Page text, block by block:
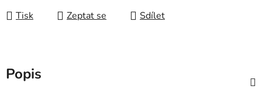
Tisk Zeptat se Sdílet
Popis